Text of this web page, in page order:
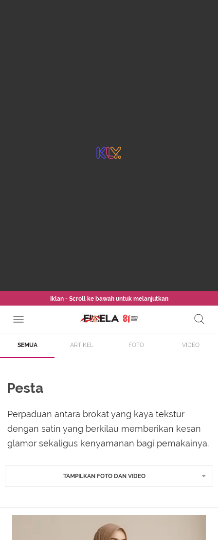
Iklan - Scroll ke bawah untuk melanjutkan
SEMUA ARTIKEL FOTO VIDEO
Pesta
Perpaduan antara brokat yang kaya tekstur
dengan satin yang berkilau memberikan kesan
glamor sekaligus kenyamanan bagi pemakainya.
TAMPILKAN FOTO DAN VIDEO